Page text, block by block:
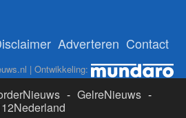
Adverteren Contact
| Ontwikkeling:
- GelreNieuws -